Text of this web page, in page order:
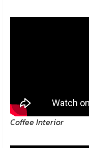
Coffee Interior